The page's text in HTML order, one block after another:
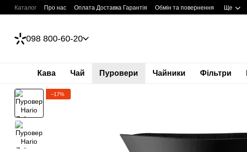
Перейти до основного контенту
Каталог Про нас Оплата Доставка Гарантія Обмін та повернення Ще
098 800-60-20
Кава Чай Пуровери Чайники Фільтри
−17%